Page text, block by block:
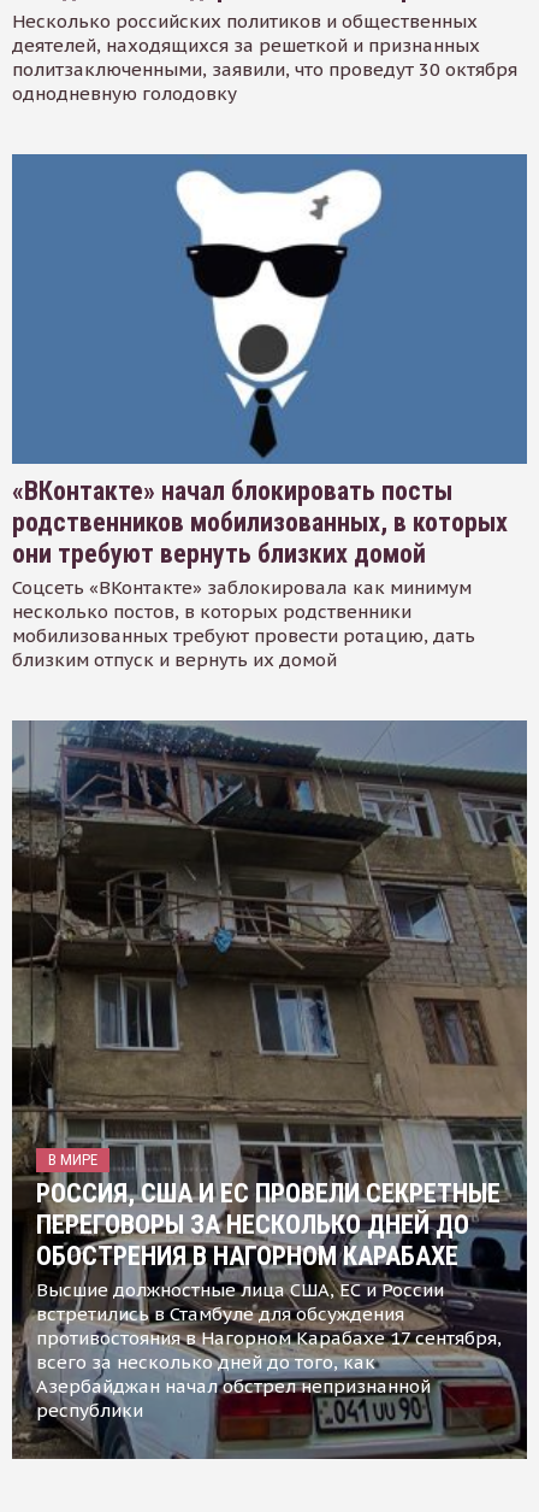
Несколько российских политиков и общественных
деятелей, находящихся за решеткой и признанных
политзаключенными, заявили, что проведут 30 октября
однодневную голодовку
«ВКонтакте» начал блокировать посты
родственников мобилизованных, в которых
они требуют вернуть близких домой
Соцсеть «ВКонтакте» заблокировала как минимум
несколько постов, в которых родственники
мобилизованных требуют провести ротацию, дать
близким отпуск и вернуть их домой
В МИРЕ
РОССИЯ, США И ЕС ПРОВЕЛИ СЕКРЕТНЫЕ
ПЕРЕГОВОРЫ ЗА НЕСКОЛЬКО ДНЕЙ ДО
ОБОСТРЕНИЯ В НАГОРНОМ КАРАБАХЕ
Высшие должностные лица США, ЕС и России
встретились в Стамбуле для обсуждения
противостояния в Нагорном Карабахе 17 сентября,
всего за несколько дней до того, как
Азербайджан начал обстрел непризнанной
республики